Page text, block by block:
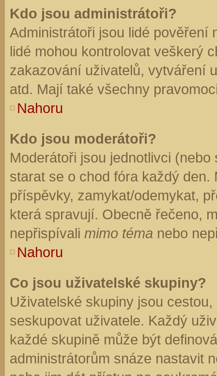
Kdo jsou administrátoři?
Administrátoři jsou lidé pověření
lidé mohou kontrolovat veškerý
zakazování uživatelů, vytváření
atd. Mají také všechny
Nahoru
Kdo jsou moderátoři?
Moderátoři jsou jednotlivci
starat se o chod fóra každý
příspěvky, zamykat/odemykat,
která spravují. Obecně řečeno,
nepřispívali mimo téma nebo
Nahoru
Co jsou uživatelské skupiny?
Uživatelské skupiny jsou
seskupovat uživatele. Každý
každé skupině může být
administrátorům snáze nastavit